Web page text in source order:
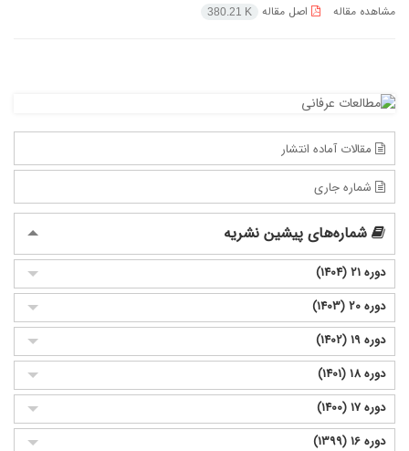
مشاهده مقاله اصل مقاله 380.21 K
مقالات آماده انتشار
شماره جاری
شماره‌های پیشین نشریه
دوره 21 (1404)
دوره 20 (1403)
دوره 19 (1402)
دوره 18 (1401)
دوره 17 (1400)
دوره 16 (1399)